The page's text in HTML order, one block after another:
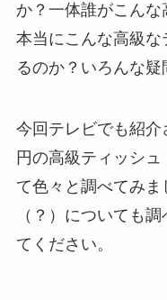
か？一体誰がこんな
本当にこんな高級
るのか？いろんな疑
今回テレビでも紹
円の高級ティッシ
て色々と調べてみま
（？）についても
てください。